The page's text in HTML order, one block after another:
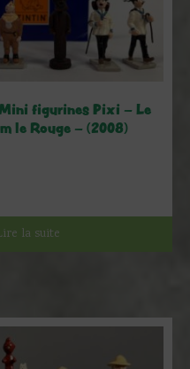
figurines Pixi – Le
le Rouge – (2008)
la suite